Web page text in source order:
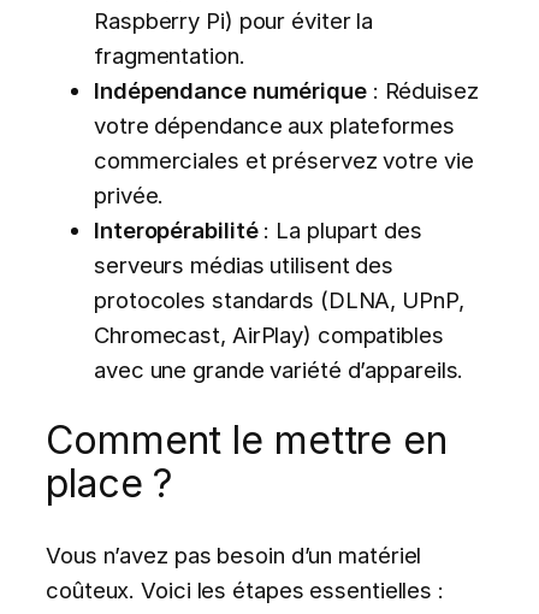
Raspberry Pi) pour éviter la
fragmentation.
Indépendance numérique: Réduisez
votre dépendance aux plateformes
commerciales et préservez votre vie
privée.
Interopérabilité: La plupart des
serveurs médias utilisent des
protocoles standards (DLNA, UPnP,
Chromecast, AirPlay) compatibles
avec une grande variété d’appareils.
Comment le mettre en
place ?
Vous n’avez pas besoin d’un matériel
coûteux. Voici les étapes essentielles :